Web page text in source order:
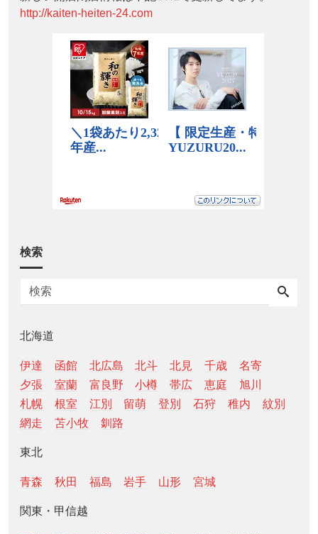
http://kaiten-heiten-24.com
検索
北海道
伊達 函館 北広島 北斗 北見 千歳
名寄
夕張
室蘭 富良野 小樽 帯広 恵庭
旭川
札幌
根室 江別 留萌 登別 石狩 稚内
紋別
網走
苫小牧 釧路
東北
青森 秋田 福島 岩手 山形 宮城
関東・甲信越